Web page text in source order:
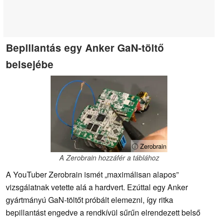
Bepillantás egy Anker GaN-töltő
belsejébe
ⓘ Zerobrain
A Zerobrain hozzáfér a táblához
A YouTuber Zerobrain ismét „maximálisan alapos”
vizsgálatnak vetette alá a hardvert. Ezúttal egy Anker
gyártmányú GaN-töltőt próbált elemezni, így ritka
bepillantást engedve a rendkívül sűrűn elrendezett belső